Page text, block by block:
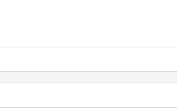
по получению